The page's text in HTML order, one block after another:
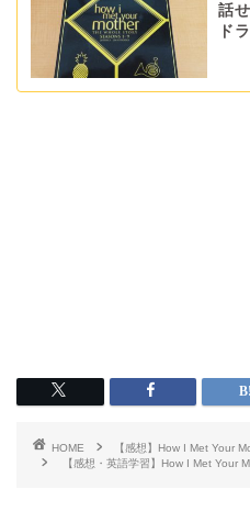
話
ド
HOME
【感想】How I Met Your
【感想・英語学習】How I Met Your